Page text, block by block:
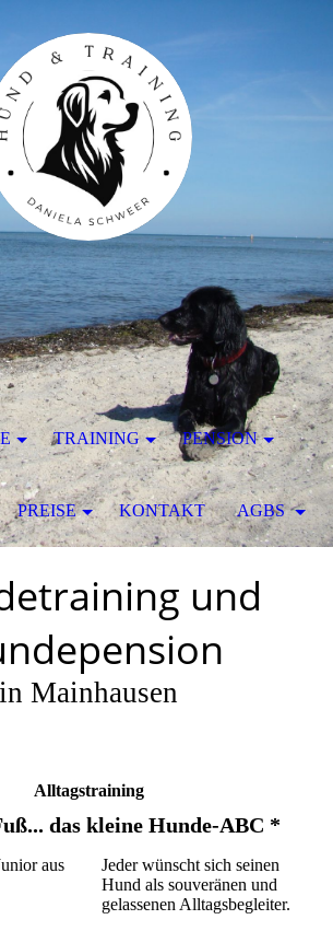
und
in Mainhausen
Alltagstraining
das kleine Hunde-ABC *
Jeder wünscht sich seinen
Hund als souveränen und
gelassenen Alltagsbegleiter.
TRAINING PENSION
PREISE KONTAKT AGBS